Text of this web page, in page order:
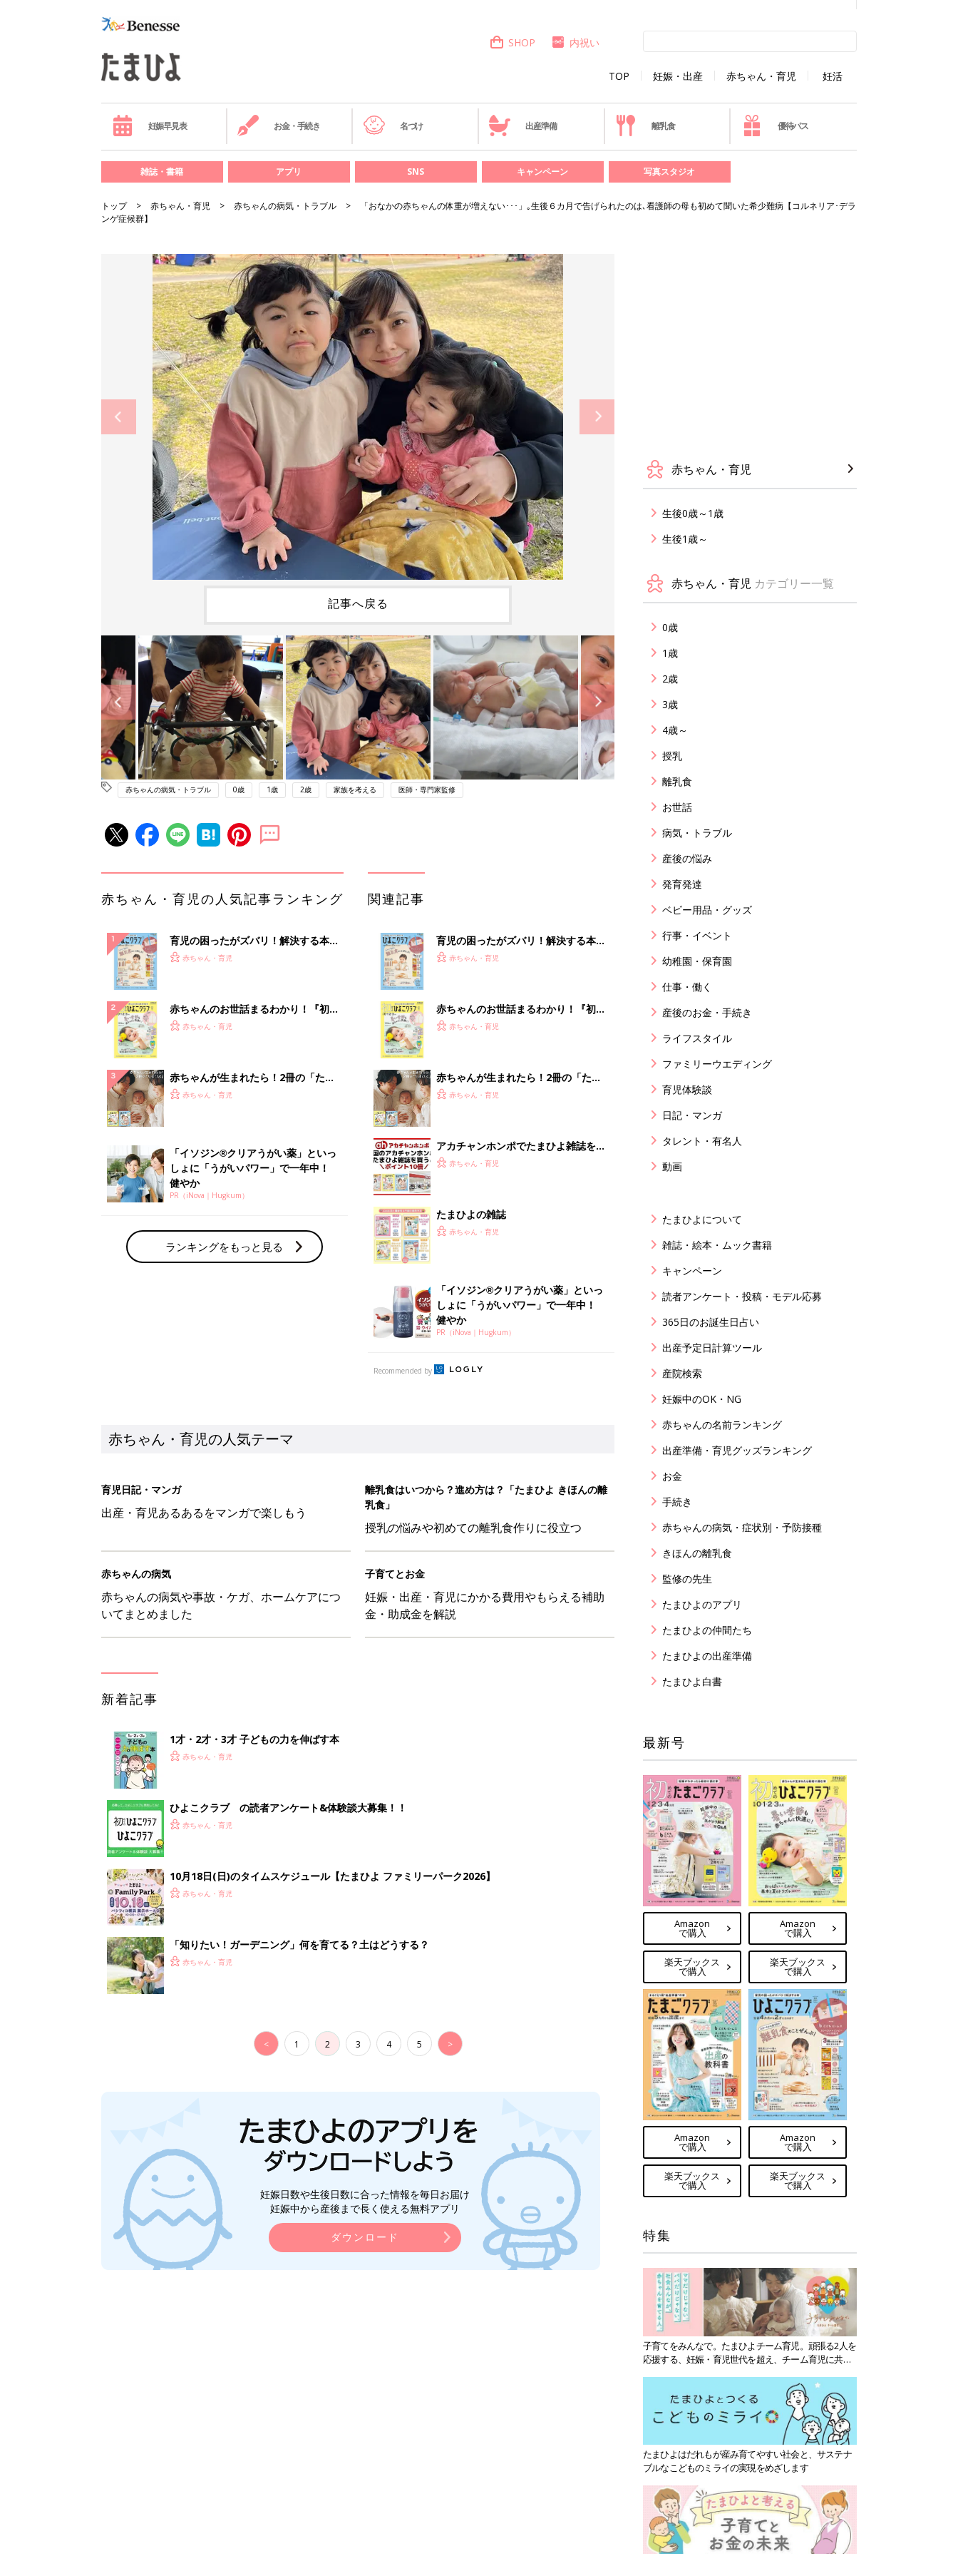
TOP 妊娠・出産 赤ちゃん・育児 妊活
SHOP 内祝い
妊娠早見表 お金・手続き 名づけ 出産準備 離乳食 優待パス
雑誌・書籍 アプリ SNS キャンペーン 写真スタジオ
トップ 赤ちゃん・育児 赤ちゃんの病気・トラブル
「おなかの赤ちゃんの体重が増えない･･･」｡生後６カ月で告げられたのは､看護師の母も初めて聞いた希少難病【コルネリア･デラ
ンゲ症候群】
記事へ戻る
赤ちゃんの病気・トラブル 0歳 1歳 2歳 家族を考える 医師・専門家監修
赤ちゃん・育児の人気記事ランキング
育児の困ったがズバリ！解決する本
『ひよこクラブ 秋号』 4カ月～2才
赤ちゃん・育児
赤ちゃんのお世話まるわかり！『初め
てのひよこクラブ 夏号』〈巻頭大特
赤ちゃん・育児
赤ちゃんが生まれたら！2冊の「たま
ひよ」
赤ちゃん・育児
「イソジン®クリアうがい薬」といっ
しょに「うがいパワー」で一年中！
健やか
PR（iNova｜Hugkum）
ランキングをもっと見る
関連記事
育児の困ったがズバリ！解決する本
『ひよこクラブ 秋号』 4カ月～2才
赤ちゃん・育児
赤ちゃんのお世話まるわかり！『初め
てのひよこクラブ 夏号』〈巻頭大特
赤ちゃん・育児
赤ちゃんが生まれたら！2冊の「たま
ひよ」
赤ちゃん・育児
アカチャンホンポでたまひよ雑誌を買
うとポイント10倍【期間限定】
赤ちゃん・育児
たまひよの雑誌
赤ちゃん・育児
「イソジン®クリアうがい薬」といっ
しょに「うがいパワー」で一年中！
健やか
PR（iNova｜Hugkum）
Recommended by
赤ちゃん・育児の人気テーマ
育児日記・マンガ
出産・育児あるあるをマンガで楽しもう
離乳食はいつから？進め方は？「たまひよ きほんの離
乳食」
授乳の悩みや初めての離乳食作りに役立つ
赤ちゃんの病気
赤ちゃんの病気や事故・ケガ、ホームケアにつ
いてまとめました
子育てとお金
妊娠・出産・育児にかかる費用やもらえる補助
金・助成金を解説
新着記事
1才・2才・3才 子どもの力を伸ばす本
赤ちゃん・育児
ひよこクラブ の読者アンケート&体験談大募集！！
赤ちゃん・育児
10月18日(日)のタイムスケジュール【たまひよ ファミリーパーク2026】
赤ちゃん・育児
「知りたい！ガーデニング」何を育てる？土はどうする？
赤ちゃん・育児
< 1 2 3 4 5 >
妊娠日数や生後日数に合った情報を毎日お届け
妊娠中から産後まで長く使える無料アプリ
ダウンロード
赤ちゃん・育児
生後0歳～1歳
生後1歳～
赤ちゃん・育児 カテゴリー一覧
0歳
1歳
2歳
3歳
4歳～
授乳
離乳食
お世話
病気・トラブル
産後の悩み
発育発達
ベビー用品・グッズ
行事・イベント
幼稚園・保育園
仕事・働く
産後のお金・手続き
ライフスタイル
ファミリーウエディング
育児体験談
日記・マンガ
タレント・有名人
動画
たまひよについて
雑誌・絵本・ムック書籍
キャンペーン
読者アンケート・投稿・モデル応募
365日のお誕生日占い
出産予定日計算ツール
産院検索
妊娠中のOK・NG
赤ちゃんの名前ランキング
出産準備・育児グッズランキング
お金
手続き
赤ちゃんの病気・症状別・予防接種
きほんの離乳食
監修の先生
たまひよのアプリ
たまひよの仲間たち
たまひよの出産準備
たまひよ白書
最新号
Amazon
で購入
楽天ブックス
で購入
Amazon
で購入
楽天ブックス
で購入
Amazon
で購入
楽天ブックス
で購入
Amazon
で購入
楽天ブックス
で購入
特集
子育てをみんなで。たまひよチーム育児。頑張る2人を
応援する、妊娠・育児世代を超え、チーム育児に共感
たまひよはだれもが産み育てやすい社会と、サステナ
ブルなこどものミライの実現をめざします